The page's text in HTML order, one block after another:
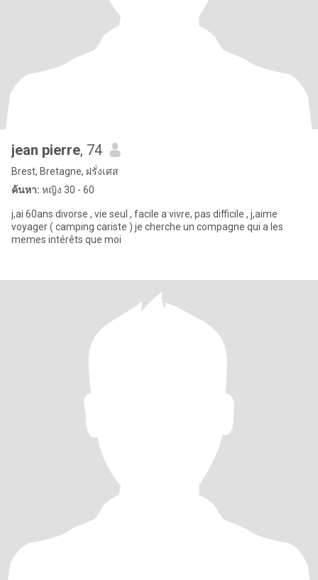
jean pierre, 74
Brest, Bretagne, ฝรั่งเศส
ค้นหา: หญิง 30 - 60
j,ai 60ans divorse , vie seul , facile a vivre, pas difficile , j,aime
voyager ( camping cariste ) je cherche un compagne qui a les
memes intérêts que moi